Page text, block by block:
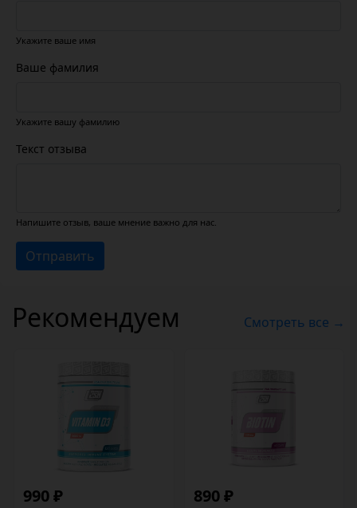
Укажите ваше имя
Ваше фамилия
Укажите вашу фамилию
Текст отзыва
Напишите отзыв, ваше мнение важно для нас.
Отправить
Рекомендуем Смотреть все →
990 ₽ 890 ₽